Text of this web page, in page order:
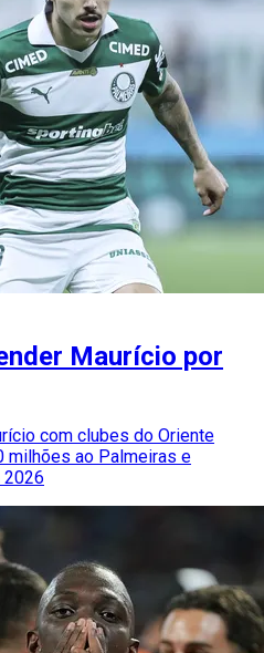
Maurício por
com clubes do Oriente
milhões ao Palmeiras e